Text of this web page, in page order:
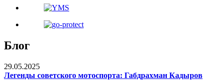
Блог
29.05.2025
Легенды советского мотоспорта: Габдрахман Кадыров